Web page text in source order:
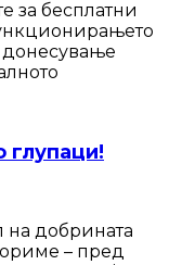
за бесплатни
донесување
глупаци!
на добрината
– пред